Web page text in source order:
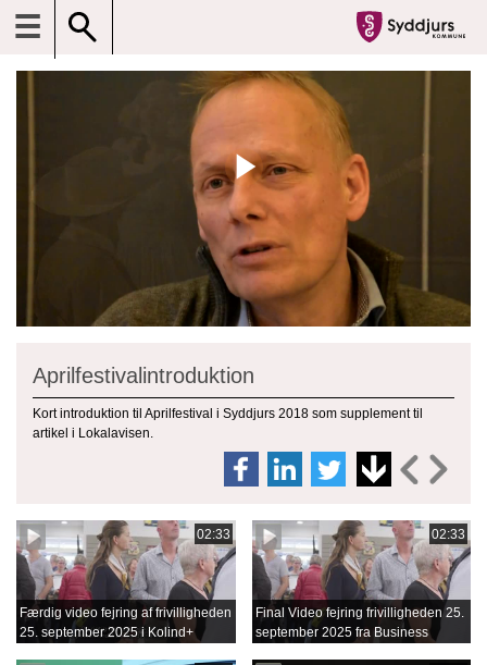
☰
Aprilfestivalintroduktion
Kort introduktion til Aprilfestival i Syddjurs 2018 som supplement til
artikel i Lokalavisen.
02:33
Færdig video fejring af frivilligheden
25. september 2025 i Kolind+
02:33
Final Video fejring frivilligheden 25.
september 2025 fra Business